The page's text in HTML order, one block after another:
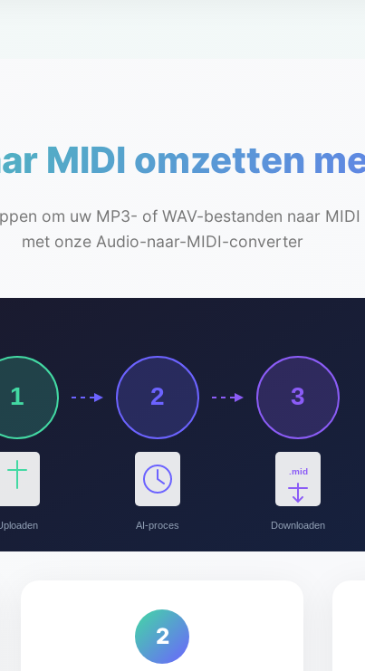
MIDI omzetten
om uw MP3- of WAV-bestanden naar
met onze Audio-naar-MIDI-converter
1 2
AI-proces
3
.mid
Downloaden
2